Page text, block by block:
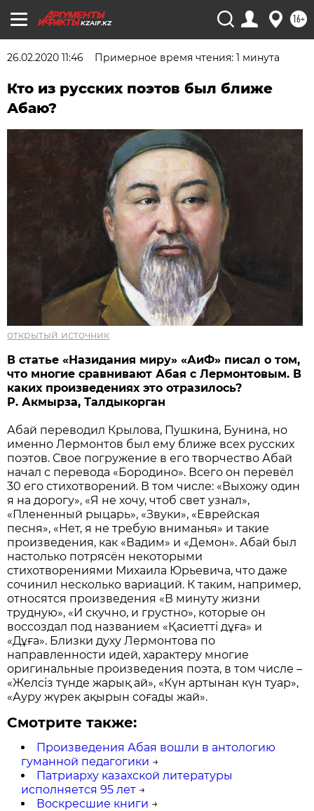
KZAIF.KZ 16+
26.02.2020 11:46 Примерное время чтения: 1 минута
Кто из русских поэтов был ближе
Абаю?
открытый источник
В статье «Назидания миру» «АиФ» писал о том,
что многие сравнивают Абая с Лермонтовым. В
каких произведениях это отразилось?
Р. Акмырза, Талдыкорган
Абай переводил Крылова, Пушкина, Бунина, но
именно Лермонтов был ему ближе всех русских
поэтов. Свое погружение в его творчество Абай
начал с перевода «Бородино». Всего он перевёл
30 его стихотворений. В том числе: «Выхожу один
я на дорогу», «Я не хочу, чтоб свет узнал»,
«Плененный рыцарь», «Звуки», «Еврейская
песня», «Нет, я не требую вниманья» и такие
произведения, как «Вадим» и «Демон». Абай был
настолько потрясён некоторыми
стихотворениями Михаила Юрьевича, что даже
сочинил несколько вариаций. К таким, например,
относятся произведения «В минуту жизни
трудную», «И скучно, и грустно», которые он
воссоздал под названием «Қасиетті дұға» и
«Дұға». Близки духу Лермонтова по
направленности идей, характеру многие
оригинальные произведения поэта, в том числе –
«Желсіз түнде жарық ай», «Күн артынан күн туар»,
«Ауру жүрек ақырын соғады жай».
Смотрите также:
Произведения Абая вошли в антологию
гуманной педагогики →
Патриарху казахской литературы
исполняется 95 лет →
Воскресшие книги →